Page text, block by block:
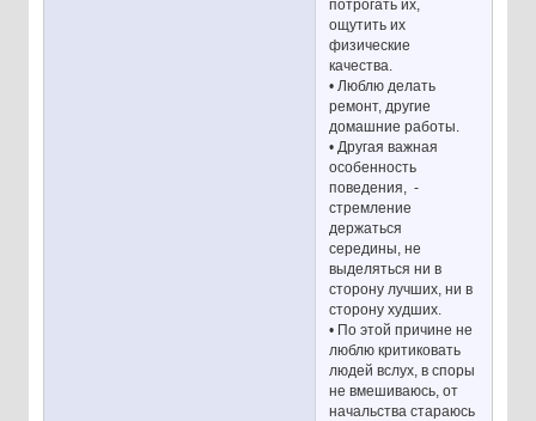
потрогать их,
ощутить их
физические
качества.
• Люблю делать
ремонт, другие
домашние работы.
• Другая важная
особенность
поведения, -
стремление
держаться
середины, не
выделяться ни в
сторону лучших, ни в
сторону худших.
• По этой причине не
люблю критиковать
людей вслух, в споры
не вмешиваюсь, от
начальства стараюсь